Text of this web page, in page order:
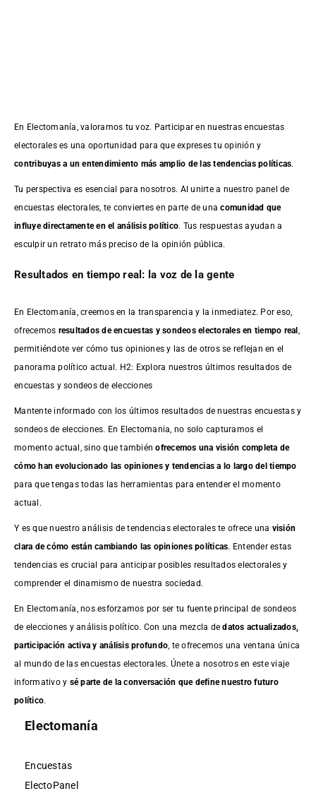
En Electomanía, valoramos tu voz. Participar en nuestras encuestas
electorales es una oportunidad para que expreses tu opinión y
contribuyas a un entendimiento más amplio de las tendencias políticas.
Tu perspectiva es esencial para nosotros. Al unirte a nuestro panel de
encuestas electorales, te conviertes en parte de unacomunidad que
influye directamente en el análisis político. Tus respuestas ayudan a
esculpir un retrato más preciso de la opinión pública.
Resultados en tiempo real: la voz de la gente
En Electomanía, creemos en la transparencia y la inmediatez. Por eso,
ofrecemos resultados deencuestas y sondeos electorales en tiempo real
permitiéndote ver cómo tus opiniones y las de otros se reflejan en el
panorama político actual. H2: Explora nuestros últimos resultados de
encuestas y sondeos de elecciones
Mantente informado con los últimos resultados de nuestras encuestasy
sondeos de elecciones. En Electomania, no solo capturamos el
momento actual, sino que tambiénofrecemos una visión completa de
cómo han evolucionado las opiniones y tendencias a lo largo del tiempo
para que tengas todas las herramientas para entender el momento
actual.
Y es que nuestro análisis de tendencias electorales te ofrece una visión
clara de cómo están cambiando las opiniones políticas. Entender estas
tendencias es crucial para anticipar posibles resultados electorales y
comprender el dinamismo de nuestra sociedad.
En Electomanía, nos esforzamos por ser tu fuente principal de sondeos
de elecciones y análisis político. Con una mezcla dedatos actualizados,
participación activa y análisis profundo , te ofrecemos una ventana única
al mundo de las encuestas electorales. Únete a nosotros en este viaje
informativo y sé parte de la conversación que define nuestro futuro
político.
Electomanía
Encuestas
ElectoPanel